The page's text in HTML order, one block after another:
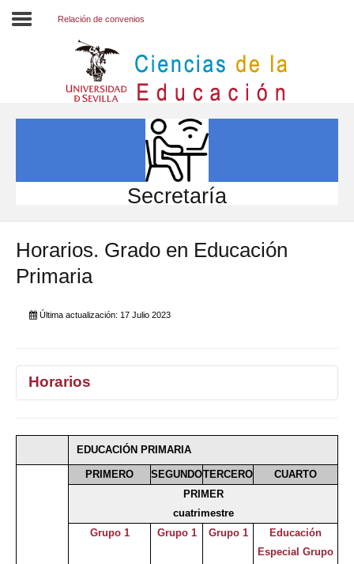
INVESTIGACIÓN
INTERNACIONAL
Directorio FCCE
Relación de convenios
Secretaría
Horarios. Grado en Educación
Primaria
Última actualización: 17 Julio 2023
Horarios
Selecciona curso
EDUCACIÓN PRIMARIA
PRIMERO SEGUNDOTERCERO
CUARTO
PRIMER
cuatrimestre
Grupo 1
Grupo 1 Grupo 1
Educación
Especial Grupo